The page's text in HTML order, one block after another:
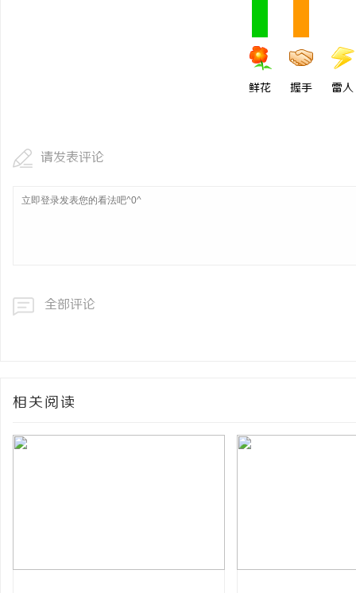
鲜花 握手 雷人
请发表评论
全部评论
相关阅读